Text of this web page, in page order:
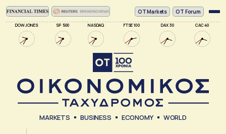
DOW JONES SP 500 NASDAQ FTSE 100 DAX 30 CAC 40
ΟΤ Markets OT Forum
MARKETS BUSINESS ECONOMY WORLD